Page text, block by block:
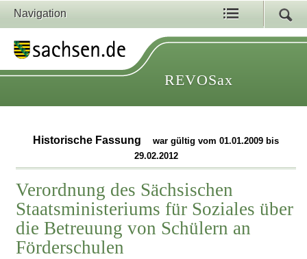
Navigation
REVOSax
Historische Fassung
war gültig vom 01.01.2009 bis
29.02.2012
Verordnung des Sächsischen
Staatsministeriums für Soziales über
die Betreuung von Schülern an
Förderschulen